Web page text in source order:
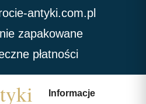
antyki.com.pl
zapakowane
płatności
Informacje